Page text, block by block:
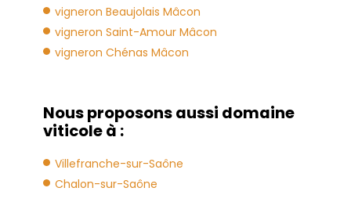
vigneron Beaujolais Mâcon
vigneron Saint-Amour Mâcon
vigneron Chénas Mâcon
Nous proposons aussi domaine
viticole à :
Villefranche-sur-Saône
Chalon-sur-Saône